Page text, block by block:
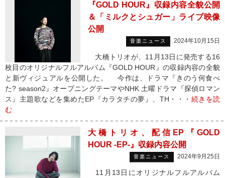
『GOLD HOUR』収録内容全貌公開
＆「ミルクとシュガー」ライブ映像
公開
音楽ニュース 2024年10月15日
大橋トリオが、11月13日に発売する16
枚目のオリジナルフルアルバム『GOLD HOUR』の収録内容の全貌
と新ヴィジュアルを公開した。 今作は、ドラマ『きのう何食べ
た? season2』オープニングテーマやNHK 土曜ドラマ『探偵ロマン
ス』主題歌などを集めたEP『カラタチの夢』、TH・・・ 続きを読
む
大橋トリオ、配信EP『GOLD
HOUR -EP-』収録内容公開
音楽ニュース 2024年9月25日
11月13日にオリジナルフルアルバム